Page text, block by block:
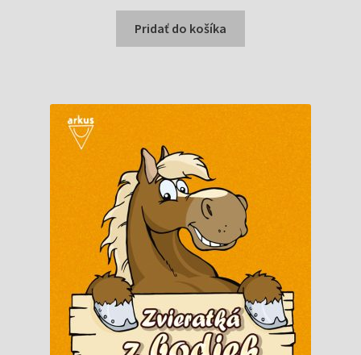
bola:
0,50 €.
je:
0,40 €.
Pridať do košíka